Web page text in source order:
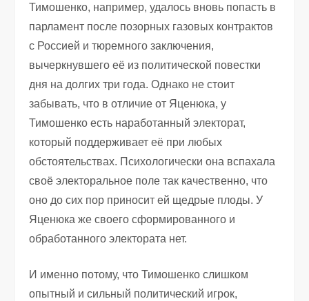
Тимошенко, например, удалось вновь попасть в
парламент после позорных газовых контрактов
с Россией и тюремного заключения,
вычеркнувшего её из политической повестки
дня на долгих три года. Однако не стоит
забывать, что в отличие от Яценюка, у
Тимошенко есть наработанный электорат,
который поддерживает её при любых
обстоятельствах. Психологически она вспахала
своё электоральное поле так качественно, что
оно до сих пор приносит ей щедрые плоды. У
Яценюка же своего сформированного и
обработанного электората нет.
И именно потому, что Тимошенко слишком
опытный и сильный политический игрок,